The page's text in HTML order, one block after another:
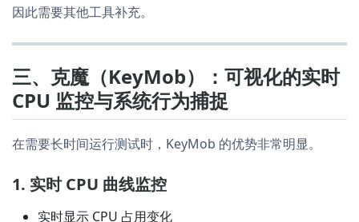
因此需要其他工具补充。
三、克魔（KeyMob）：可视化的实时
CPU 监控与系统行为捕捉
在需要长时间运行测试时，KeyMob 的优势非常明显。
1. 实时 CPU 曲线监控
实时显示 CPU 占用变化